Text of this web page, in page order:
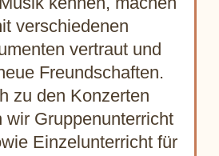
Flöte